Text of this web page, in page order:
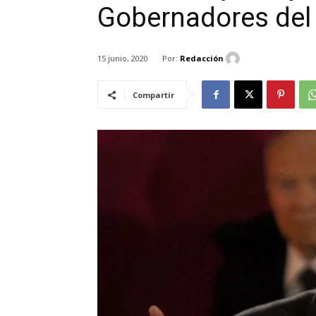
Gobernadores del
15 junio, 2020 Por: Redacción
Compartir